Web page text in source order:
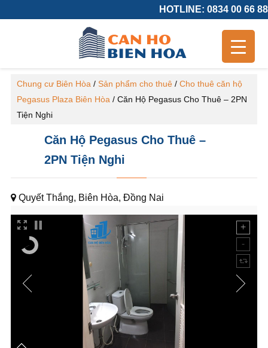
HOTLINE: 0834 00 66 88
Chung cư Biên Hòa / Sản phẩm cho thuê/ Cho thuê căn hộ
Pegasus Plaza Biên Hòa / Căn Hộ Pegasus Cho Thuê – 2PN
Tiện Nghi
Căn Hộ Pegasus Cho Thuê –
2PN Tiện Nghi
Quyết Thắng, Biên Hòa, Đồng Nai